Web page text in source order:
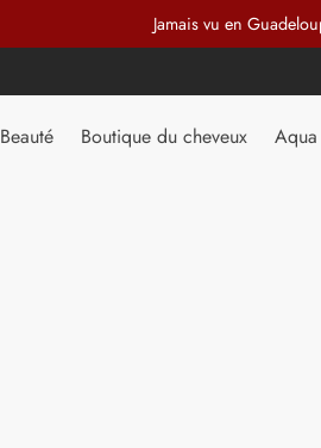
Jamais vu en
Beauté Boutique du cheveux